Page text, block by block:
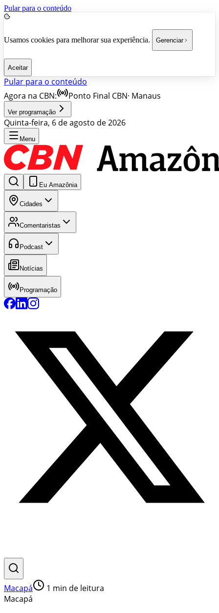
Pular para o conteúdo
Usamos cookies para melhorar sua experiência. Gerenciar
Aceitar
Pular para o conteúdo
Agora na CBN:
Ponto Final CBN· Manaus
Ver programação
Quinta-feira, 6 de agosto de 2026
Menu
Eu Amazônia
Cidades
Comentaristas
Podcast
Notícias
Programação
Macapá 1 min de leitura
Macapá